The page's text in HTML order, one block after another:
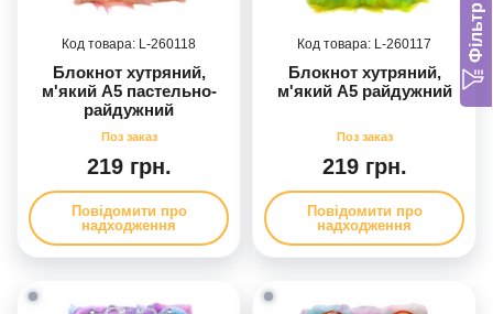
Фільтр
260118
Блокнот хутряний,
м'який А5 пастельно-
райдужний
219 грн.
Повідомити про
надходження
260117
Блокнот хутряний,
м'який А5 райдужний
219 грн.
Повідомити про
надходження